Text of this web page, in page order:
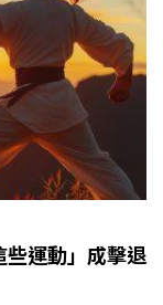
運動」成擊退